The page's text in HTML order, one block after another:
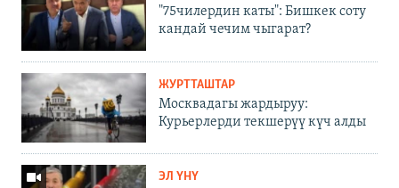
"75чилердин каты": Бишкек соту
кандай чечим чыгарат?
ЖУРТТАШТАР
Москвадагы жардыруу:
Курьерлерди текшерүү күч алды
ЭЛ ҮНҮ